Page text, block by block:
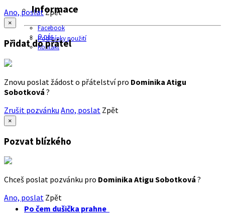
Informace
Facebook
O nás
Podmínky použití
Kontakt
Ano, poslatZpět
×
Přidat do přátel
Znovu poslat žádost o přátelství pro Dominika Atigu
Sobotková ?
Zrušit pozvánku Ano, poslat Zpět
×
Pozvat blízkého
Chceš poslat pozvánku pro Dominika Atigu Sobotková ?
Ano, poslat Zpět
Po čem dušička prahne